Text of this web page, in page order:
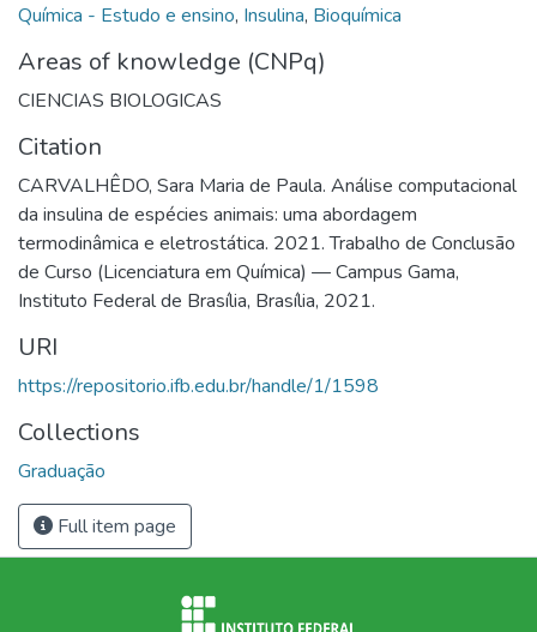
Química - Estudo e ensino, Insulina, Bioquímica
Areas of knowledge (CNPq)
CIENCIAS BIOLOGICAS
Citation
CARVALHÊDO, Sara Maria de Paula. Análise computacional
da insulina de espécies animais: uma abordagem
termodinâmica e eletrostática. 2021. Trabalho de Conclusão
de Curso (Licenciatura em Química) — Campus Gama,
Instituto Federal de Brasília, Brasília, 2021.
URI
https://repositorio.ifb.edu.br/handle/1/1598
Collections
Graduação
Full item page